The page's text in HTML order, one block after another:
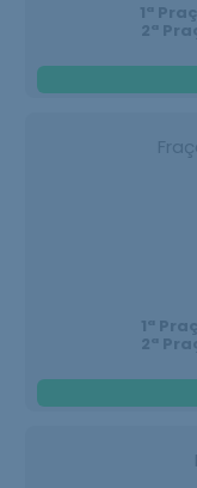
1ª
2ª
1ª
2ª